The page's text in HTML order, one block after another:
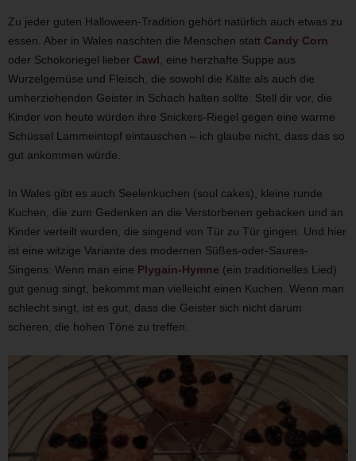
Zu jeder guten Halloween-Tradition gehört natürlich auch etwas zu
essen. Aber in Wales naschten die Menschen statt Candy Corn
oder Schokoriegel lieber Cawl, eine herzhafte Suppe aus
Wurzelgemüse und Fleisch, die sowohl die Kälte als auch die
umherziehenden Geister in Schach halten sollte. Stell dir vor, die
Kinder von heute würden ihre Snickers-Riegel gegen eine warme
Schüssel Lammeintopf eintauschen – ich glaube nicht, dass das so
gut ankommen würde.
In Wales gibt es auch Seelenkuchen (soul cakes), kleine runde
Kuchen, die zum Gedenken an die Verstorbenen gebacken und an
Kinder verteilt wurden, die singend von Tür zu Tür gingen. Und hier
ist eine witzige Variante des modernen Süßes-oder-Saures-
Singens: Wenn man eine Plygain-Hymne (ein traditionelles Lied)
gut genug singt, bekommt man vielleicht einen Kuchen. Wenn man
schlecht singt, ist es gut, dass die Geister sich nicht darum
scheren, die hohen Töne zu treffen.